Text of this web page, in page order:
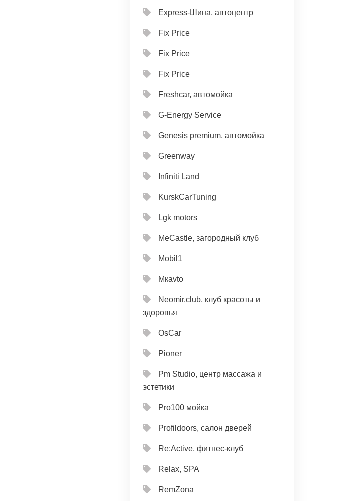
Express-Шина, автоцентр
Fix Price
Fix Price
Fix Price
Freshcar, автомойка
G-Energy Service
Genesis premium, автомойка
Greenway
Infiniti Land
KurskCarTuning
Lgk motors
MeCastle, загородный клуб
Mobil1
Mкavto
Neomir.club, клуб красоты и
здоровья
OsCar
Pioner
Pm Studio, центр массажа и
эстетики
Pro100 мойка
Profildoors, салон дверей
Re:Active, фитнес-клуб
Relax, SPA
RemZona